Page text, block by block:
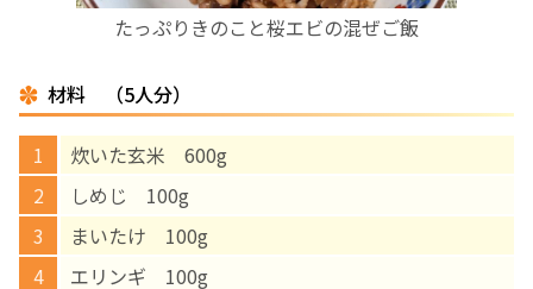
たっぷりきのこと桜エビの混ぜご飯
材料 （5人分）
炊いた玄米 600g
しめじ 100g
まいたけ 100g
エリンギ 100g
予防接種
‘さんルーム’ でさまざまな講座・クラス
遠方にお住まいで当院での出産を希望される方へ